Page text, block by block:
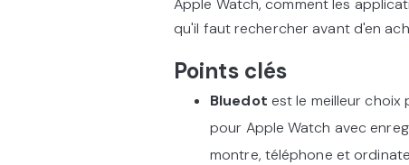
qu'il faut rechercher avant d'en
Points clés
Bluedot est le meilleur choix
pour Apple Watch avec
montre, téléphone et